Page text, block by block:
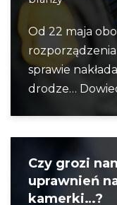
Od 22 maja
sprawie
drodze…
Czy grozi
uprawnień
kamerki…?